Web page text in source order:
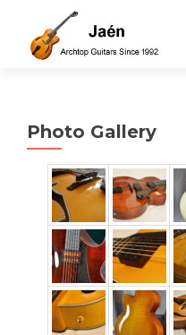
Photo Gallery